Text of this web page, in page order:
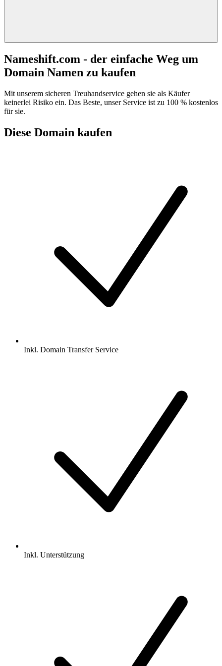
Nameshift.com - der einfache Weg um
Domain Namen zu kaufen
Mit unserem sicheren Treuhandservice gehen sie als Käufer
keinerlei Risiko ein. Das Beste, unser Service ist zu 100 % kostenlos
für sie.
Diese Domain kaufen
Inkl. Domain Transfer Service
Inkl. Unterstützung